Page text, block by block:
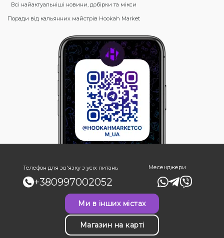
Всі найактуальніші новини, добірки та мікси
Поради від кальянних майстрів Hookah Market
Телефон для зв'язку з усіх питань
+380997002052
Месенджери
Ми в інших містах
Магазин на карті